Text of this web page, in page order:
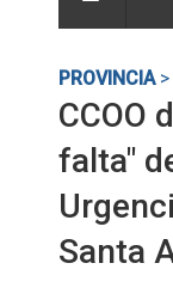
PROVINCIA>
CCOO
falta"
Santa